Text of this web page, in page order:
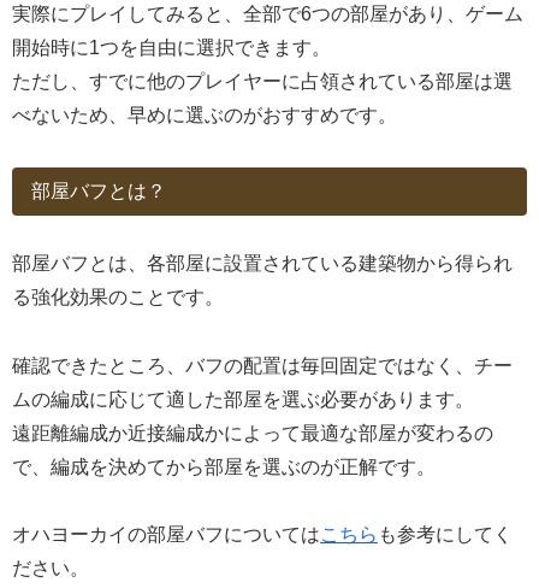
実際にプレイしてみると、全部で6つの部屋があり、ゲーム
開始時に1つを自由に選択できます。
ただし、すでに他のプレイヤーに占領されている部屋は選
べないため、早めに選ぶのがおすすめです。
部屋バフとは？
部屋バフとは、各部屋に設置されている建築物から得られ
る強化効果のことです。
確認できたところ、バフの配置は毎回固定ではなく、チー
ムの編成に応じて適した部屋を選ぶ必要があります。
遠距離編成か近接編成かによって最適な部屋が変わるの
で、編成を決めてから部屋を選ぶのが正解です。
オハヨーカイの部屋バフについてはこちら も参考にしてく
ださい。